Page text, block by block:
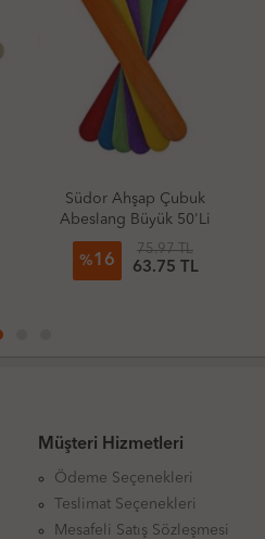
Acil Kırtasiye Oynar Göz
Büyük Boy 18Mm 40'Lı
Paket
%26
49.01 TL
36.36 TL
Müşteri Hizmetleri
Ödeme Seçenekleri
Teslimat Seçenekleri
Mesafeli Satış Sözleşmesi